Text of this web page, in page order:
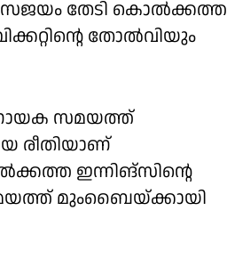
തേടി കൊൽക്കത്ത
തോൽവിയും
സമയത്ത്
രീതിയാണ്
ഇന്നിങ്‌സിന്റെ
മുംബൈയ്ക്കായി